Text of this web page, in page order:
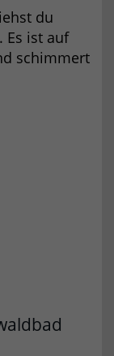
du
Es ist auf
schimmert